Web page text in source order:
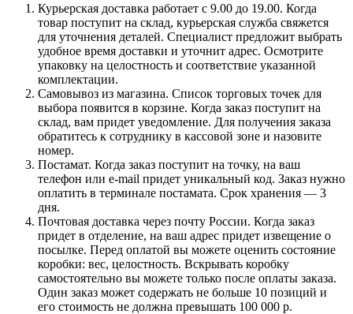
Курьерская доставка работает с 9.00 до 19.00. Когда
товар поступит на склад, курьерская служба свяжется
для уточнения деталей. Специалист предложит выбрать
удобное время доставки и уточнит адрес. Осмотрите
упаковку на целостность и соответствие указанной
комплектации.
Самовывоз из магазина. Список торговых точек для
выбора появится в корзине. Когда заказ поступит на
склад, вам придет уведомление. Для получения заказа
обратитесь к сотруднику в кассовой зоне и назовите
номер.
Постамат. Когда заказ поступит на точку, на ваш
телефон или e-mail придет уникальный код. Заказ нужно
оплатить в терминале постамата. Срок хранения — 3
дня.
Почтовая доставка через почту России. Когда заказ
придет в отделение, на ваш адрес придет извещение о
посылке. Перед оплатой вы можете оценить состояние
коробки: вес, целостность. Вскрывать коробку
самостоятельно вы можете только после оплаты заказа.
Один заказ может содержать не больше 10 позиций и
его стоимость не должна превышать 100 000 р.